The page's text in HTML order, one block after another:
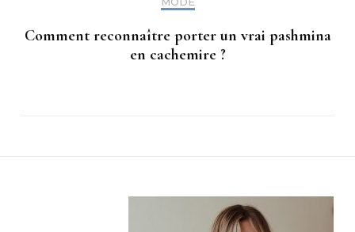
Comment reconnaître porter un vrai pashmina
en cachemire ?